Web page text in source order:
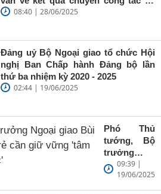
Trung Quốc của Thủ tướng Chính
08:40 | 28/06/2025
Đảng uỷ Bộ Ngoại giao tổ chức Hội
nghị Ban Chấp hành Đảng bộ lần
thứ ba nhiệm kỳ 2020 - 2025
02:44 | 19/06/2025
Phó Thủ
tướng, Bộ
trưởng
Ngoại giao
Bùi Thanh
Sơn: Nhà
09:39 |
19/06/2025